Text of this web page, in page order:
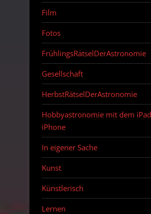
Film
Fotos
FrühlingsRätselDerAstronomie
Gesellschaft
HerbstRätselDerAstronomie
Hobbyastronomie mit dem
iPhone
In eigener Sache
Kunst
Künstlerisch
Lernen